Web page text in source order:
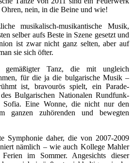
nein, in die Beine und wie!
musikalisch-musikantische Musik,
selber aufs Beste in Szene gesetzt und
ist zwar nicht ganz selten, aber auf
sie sich öfter.
Tanz, die mit ungleich
für die ja die bulgarische Musik –
ist, bravourös spielt, ein Parade-
Bulgarischen Nationalen Rundfunk-
Sofia. Eine Wonne, die nicht nur den
ganzen zuhörenden und bewegten
Symphonie daher, die von 2007-2009
nämlich – wie auch Kollege Mahler
im Sommer. Angesichts dieser